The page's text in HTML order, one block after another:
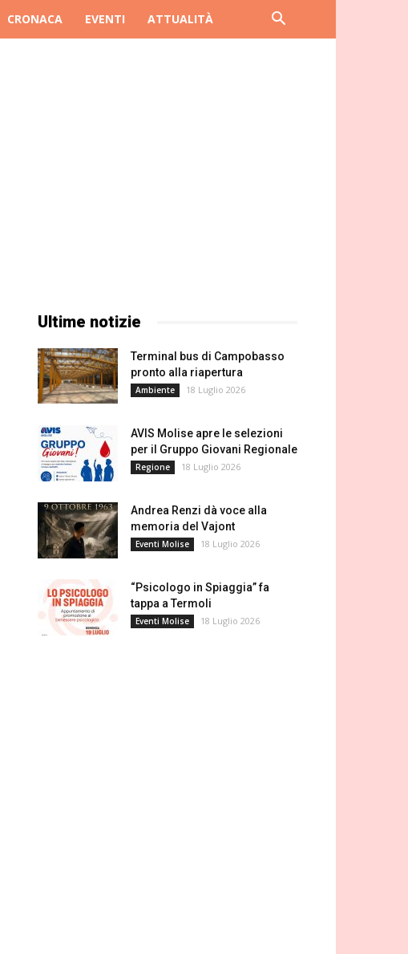
CRONACA EVENTI ATTUALITÀ
Ultime notizie
Terminal bus di Campobasso
pronto alla riapertura
Ambiente 18 Luglio 2026
AVIS Molise apre le selezioni
per il Gruppo Giovani Regionale
Regione 18 Luglio 2026
Andrea Renzi dà voce alla
memoria del Vajont
Eventi Molise 18 Luglio 2026
“Psicologo in Spiaggia” fa
tappa a Termoli
Eventi Molise 18 Luglio 2026